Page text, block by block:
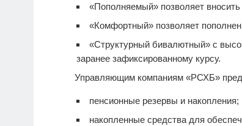
«Пополняемый» позволяет
«Комфортный» позволяет
«Структурный бивалютный» с
заранее зафиксированному курсу.
Управляющим компаниям «РСХБ»
пенсионные резервы и накопления;
накопленные средства для